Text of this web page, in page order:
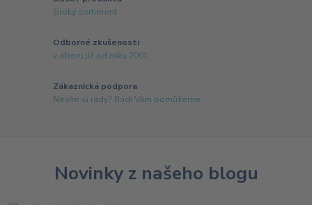
široký sortiment
Odborné zkušenosti
v oboru již od roku 2001
Zákaznická podpora
Nevíte si rady? Rádi Vám pomůžeme.
Novinky z našeho blogu